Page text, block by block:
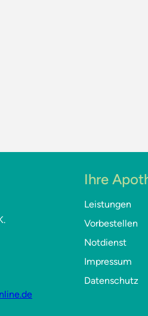
Ihre
Leistungen
Vorbestellen
Notdienst
Impressum
Datenschutz